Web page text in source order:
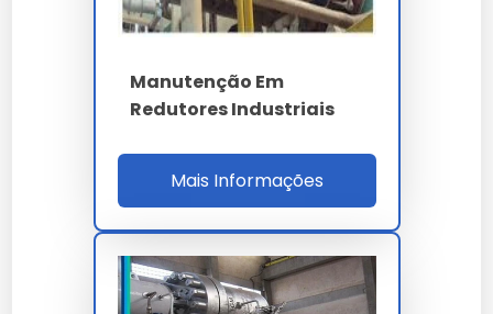
integridade esperada por nossos clientes.
nossa empresa carrega anos de pesquisa e
desenvolvimento focado em eficiência real.
dos seus maiores diferenciais, garantindo que o seu
investimento tenha um retorno sólido ao longo do
A manutenção preventiva de
manutenção em
redutoresprolonga a vida útil e evita paradas
desnecessárias na sua linha de produção.
Manutenção Em
Redutores Industriais
Mais Informações